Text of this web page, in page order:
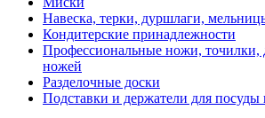
Навеска, терки, дуршлаги,
Кондитерские принадлежности
Профессиональные ножи, точилки,
ножей
Разделочные доски
Подставки и держатели для посуды